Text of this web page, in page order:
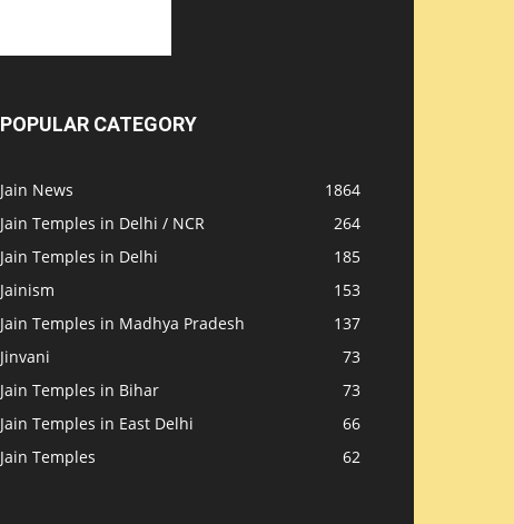
POPULAR CATEGORY
Jain News
1864
Jain Temples in Delhi / NCR
264
Jain Temples in Delhi
185
Jainism
153
Jain Temples in Madhya Pradesh
137
Jinvani
73
Jain Temples in Bihar
73
Jain Temples in East Delhi
66
Jain Temples
62